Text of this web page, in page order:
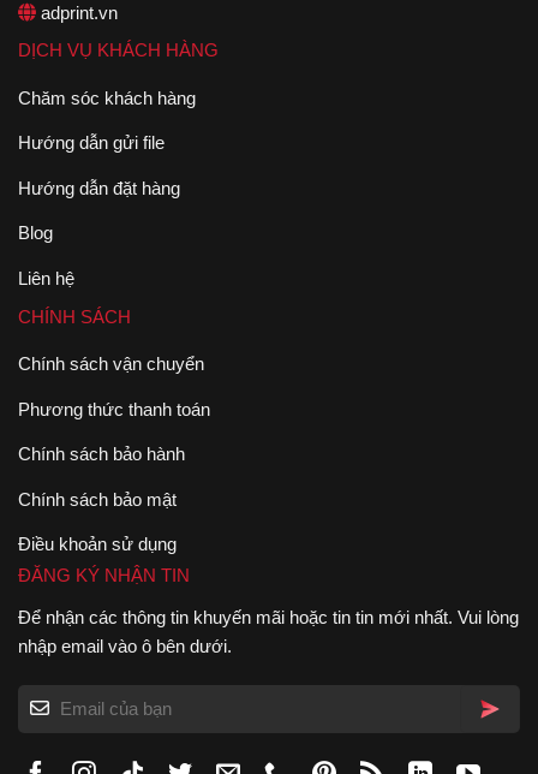
adprint.vn
DỊCH VỤ KHÁCH HÀNG
Chăm sóc khách hàng
Hướng dẫn gửi file
Hướng dẫn đặt hàng
Blog
Liên hệ
CHÍNH SÁCH
Chính sách vận chuyển
Phương thức thanh toán
Chính sách bảo hành
Chính sách bảo mật
Điều khoản sử dụng
ĐĂNG KÝ NHẬN TIN
Để nhận các thông tin khuyến mãi hoặc tin tin mới nhất. Vui lòng
nhập email vào ô bên dưới.